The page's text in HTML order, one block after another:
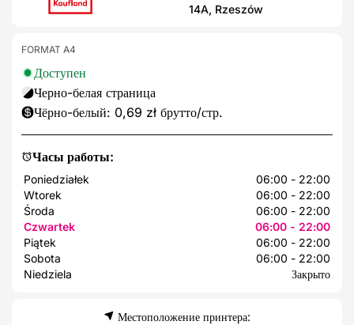
14A, Rzeszów
Часы работы:
Poniedziałek
06:00 - 22:00
Wtorek
06:00 - 22:00
Środa
06:00 - 22:00
Czwartek
06:00 - 22:00
Piątek
06:00 - 22:00
Sobota
06:00 - 22:00
Niedziela
Закрыто
FORMAT A4
Доступен
Черно-белая страница
Чёрно-белый: 0,69 zł брутто/стр.
Местоположение принтера: